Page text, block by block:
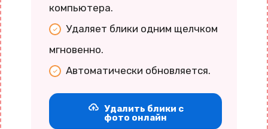
компьютера.
Удаляет блики одним щелчком
мгновенно.
Автоматически обновляется.
Удалить блики с
фото онлайн